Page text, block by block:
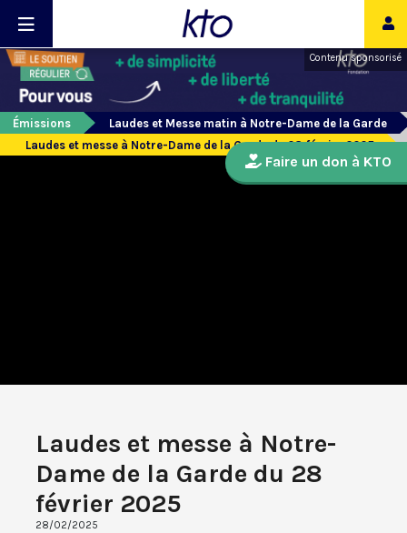
Contenu sponsorisé
Émissions
Laudes et Messe matin à Notre-Dame de la Garde
Laudes et messe à Notre-Dame de la Garde du 28 février 2025
Laudes et messe à Notre-
Dame de la Garde du 28
février 2025
28/02/2025
Faire un don à KTO